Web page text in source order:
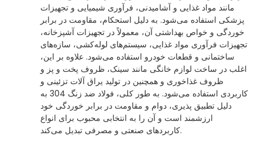
مانند مواد غذایی و آشامیدنی، فرآوری شیمیایی و تجهیزات
پزشکی استفاده می‌شود. به دلیل استحکام، مقاومت در برابر
خوردگی و خواص بهداشتی آن، معمولاً در تجهیزات آشپزخانه،
تجهیزات فرآوری مواد غذایی، سیستم‌های لوله‌کشی، سازه‌های
ساختمانی و قطعات خودرو استفاده می‌شود. علاوه بر این،
اغلب در ساخت لوازم خانگی مانند سینک، ظروف پخت و پز و
ظروف غذاخوری و همچنین در تولید یراق آلات تزئینی و
کاربردی استفاده می‌شود. به طور کلی، فولاد ضد زنگ 304 به
دلیل تطبیق پذیری، دوام و مقاومت در برابر خوردگی خود
ارزشمند است و آن را به انتخابی محبوب برای انواع
کاربردهای صنعتی و مصرفی تبدیل می‌کند.